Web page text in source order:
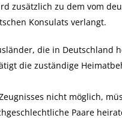
zusätzlich zu dem vom
Konsulats verlangt.
die in Deutschland
die zuständige
nicht möglich,
Paare